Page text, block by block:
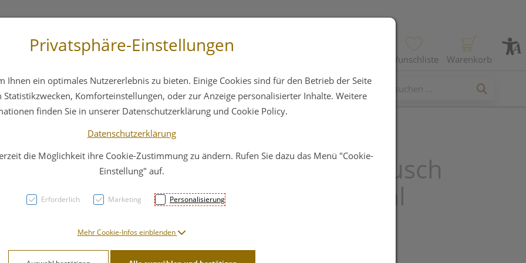
Wunschliste Warenkorb
Hautpflege Familie Nahrungsergänzung
Eubos Sensitiv Dusch
und Creme 200ml
11,99 EUR
Privatsphäre-Einstellungen
Ihnen ein optimales Nutzererlebnis zu bieten. Einige Cookies sind für den Betrieb der Seite
Komforteinstellungen, oder zur Anzeige personalisierter Inhalte. Weitere
finden Sie in unserer Datenschutzerklärung und Cookie Policy.
Datenschutzerklärung
die Möglichkeit ihre Cookie-Zustimmung zu ändern. Rufen Sie dazu das Menü "Cookie-
Einstellung" auf.
Erforderlich Marketing Personalisierung
Mehr Cookie-Infos einblenden